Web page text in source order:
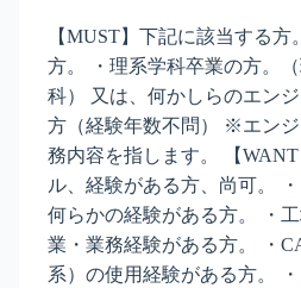
【MUST】下記に該当する
方。 ・理系学科卒業の方。
科） 又は、何かしらのエン
方（経験年数不問） ※エン
務内容を指します。 【
ル、経験がある方、尚可。
何らかの経験がある方。 ・
業・業務経験がある方。 ・
系）の使用経験がある方。